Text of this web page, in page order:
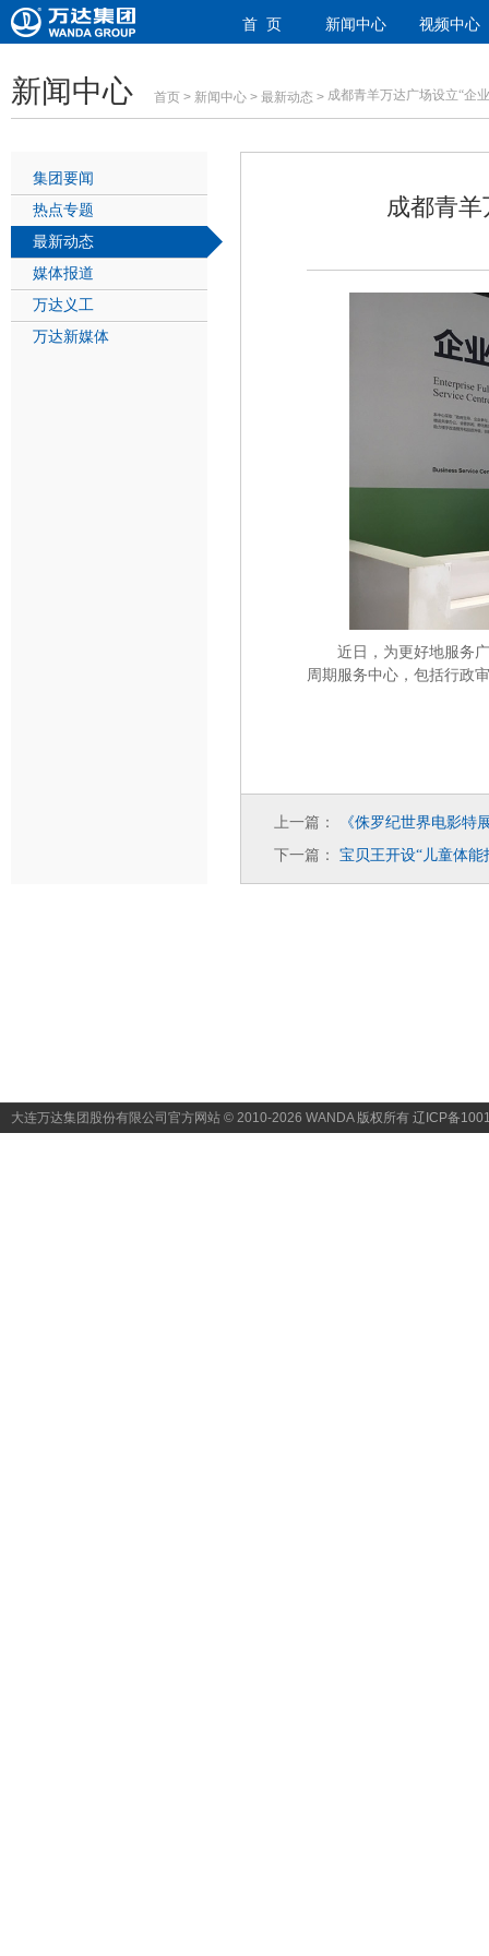
首 页 新闻中心 视频中心
新闻中心 首页 > 新闻中心 > 最新动态 > 成都青羊万达广场设立“企
集团要闻
热点专题
最新动态
媒体报道
万达义工
万达新媒体
成都青
近日，为更好地服务
周期服务中心，包括行政
上一篇：
《侏罗纪世界电影特
下一篇：
宝贝王开设“ 儿童体
大连万达集团股份有限公司官方网站 © 2010-2026 WANDA 版权所有 辽ICP备